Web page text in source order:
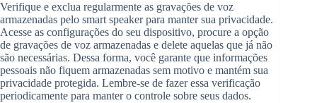
Verifique e exclua regularmente as gravações de voz
armazenadas pelo smart speaker para manter sua privacidade.
Acesse as configurações do seu dispositivo, procure a opção
de gravações de voz armazenadas e delete aquelas que já não
são necessárias. Dessa forma, você garante que informações
pessoais não fiquem armazenadas sem motivo e mantém sua
privacidade protegida. Lembre-se de fazer essa verificação
periodicamente para manter o controle sobre seus dados.